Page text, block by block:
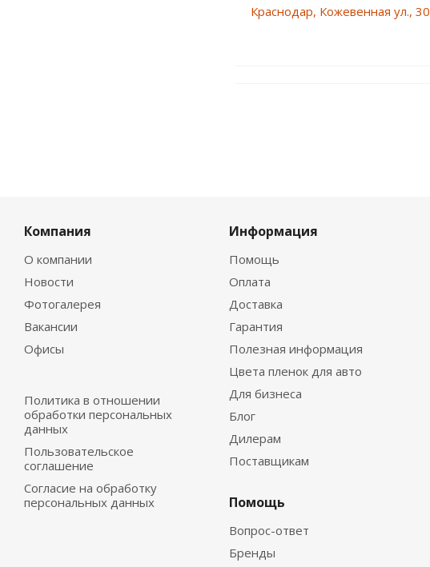
Краснодар, Кожевенная ул., 30
Компания
О компании
Новости
Фотогалерея
Вакансии
Офисы
Политика в отношении
обработки персональных
данных
Пользовательское
соглашение
Согласие на обработку
персональных данных
Информация
Помощь
Оплата
Доставка
Гарантия
Полезная информация
Цвета пленок для авто
Для бизнеса
Блог
Дилерам
Поставщикам
Помощь
Вопрос-ответ
Бренды